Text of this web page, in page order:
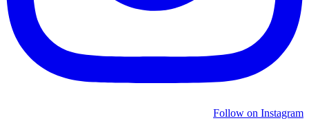
Follow on Instagram